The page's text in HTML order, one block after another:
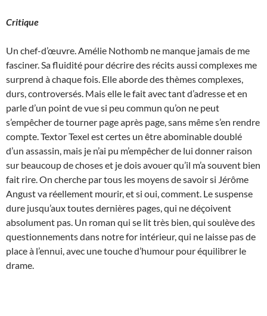
Critique
Un chef-d’œuvre. Amélie Nothomb ne manque jamais de me
fasciner. Sa fluidité pour décrire des récits aussi complexes me
surprend à chaque fois. Elle aborde des thèmes complexes,
durs, controversés. Mais elle le fait avec tant d’adresse et en
parle d’un point de vue si peu commun qu’on ne peut
s’empêcher de tourner page après page, sans même s’en rendre
compte. Textor Texel est certes un être abominable doublé
d’un assassin, mais je n’ai pu m’empêcher de lui donner raison
sur beaucoup de choses et je dois avouer qu’il m’a souvent bien
fait rire. On cherche par tous les moyens de savoir si Jérôme
Angust va réellement mourir, et si oui, comment. Le suspense
dure jusqu’aux toutes dernières pages, qui ne déçoivent
absolument pas. Un roman qui se lit très bien, qui soulève des
questionnements dans notre for intérieur, qui ne laisse pas de
place à l’ennui, avec une touche d’humour pour équilibrer le
drame.